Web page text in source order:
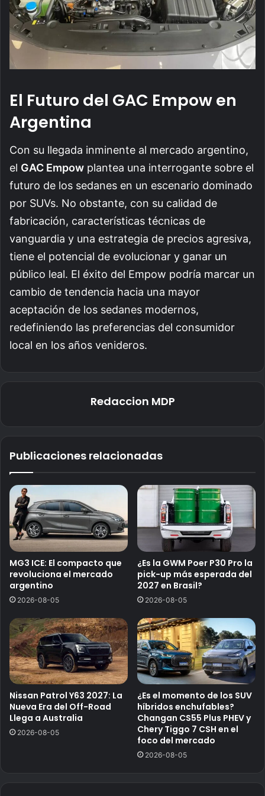
El Futuro del GAC Empow en
Argentina
Con su llegada inminente al mercado argentino,
el GAC Empow plantea una interrogante sobre el
futuro de los sedanes en un escenario dominado
por SUVs. No obstante, con su calidad de
fabricación, características técnicas de
vanguardia y una estrategia de precios agresiva,
tiene el potencial de evolucionar y ganar un
público leal. El éxito del Empow podría marcar un
cambio de tendencia hacia una mayor
aceptación de los sedanes modernos,
redefiniendo las preferencias del consumidor
local en los años venideros.
Redaccion MDP
Publicaciones relacionadas
MG3 ICE: El compacto que
revoluciona el mercado
argentino
2026-08-05
¿Es la GWM Poer P30 Pro la
pick-up más esperada del
2027 en Brasil?
2026-08-05
Nissan Patrol Y63 2027: La
Nueva Era del Off-Road
Llega a Australia
2026-08-05
¿Es el momento de los SUV
híbridos enchufables?
Changan CS55 Plus PHEV y
Chery Tiggo 7 CSH en el
foco del mercado
2026-08-05